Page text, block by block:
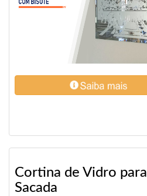
Cortina de Vidro para
Sacada